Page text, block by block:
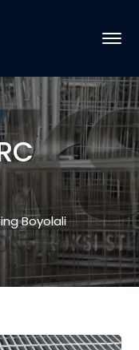
Boyolali